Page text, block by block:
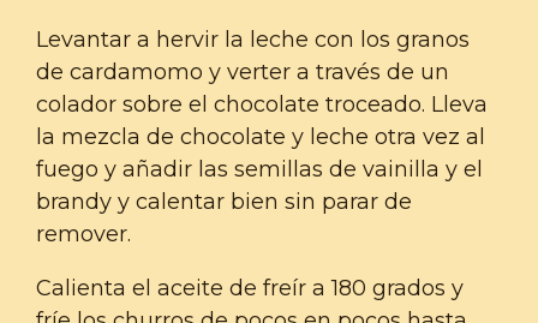
Levantar a hervir la leche con los granos
de cardamomo y verter a través de un
colador sobre el chocolate troceado. Lleva
la mezcla de chocolate y leche otra vez al
fuego y añadir las semillas de vainilla y el
brandy y calentar bien sin parar de
remover.
Calienta el aceite de freír a 180 grados y